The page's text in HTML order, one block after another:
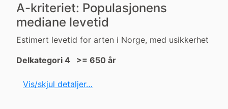
A-kriteriet: Populasjonens
mediane levetid
Estimert levetid for arten i Norge, med usikkerhet
Delkategori 4 >= 650 år
Vis/skjul detaljer…